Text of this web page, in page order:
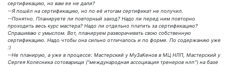
сертификацию, но вам ее не дали?
--Я пошёл на сертификацию, но по её итогам сертификат не получил.
--Понятно. Планируете ли повторный заход? Надо ли перед ним повторно
проходить весь курс мастера? Надо ли отдельно платить за сертификацию?
Спрашиваю с умыслом. Вот, планируем разворачивать свою собственную
сертификацию. Надо чтобы она сильно отличалось и по форме. По содержанию уже
:)
--Не планирую, а уже в процессе: Мастерский у МуЗаКенов в МЦ НЛП, Мастерский у
Сергея Колесника сотоварищи ("международная ассоциация тренеров нлп") на базе